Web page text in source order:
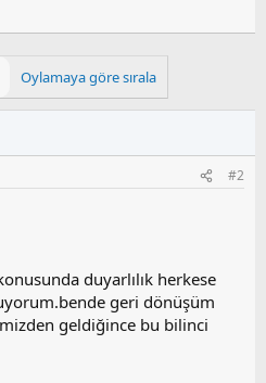
Oylamaya göre sırala
#2
duyarlılık herkese
geri dönüşüm
geldiğince bu bilinci